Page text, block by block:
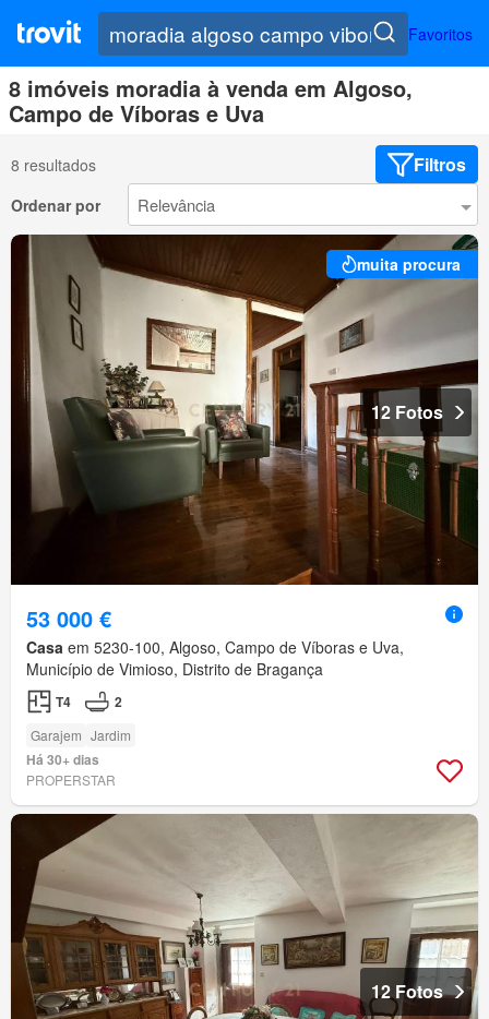
Favoritos
8 imóveis moradia à venda em Algoso,
Campo de Víboras e Uva
8 resultados Filtros
Ordenar por
muita procura
12 Fotos
53 000 €
Casa em 5230-100, Algoso, Campo de Víboras e Uva,
Município de Vimioso, Distrito de Bragança
T4 2
Garajem Jardim
Há 30+ dias
PROPERSTAR
12 Fotos